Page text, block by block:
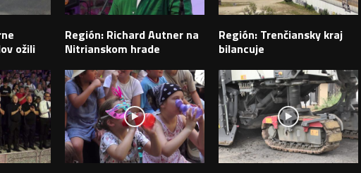
ožili
Región: Richard Autner na
Nitrianskom hrade
Región: Trenčiansky kraj
bilancuje